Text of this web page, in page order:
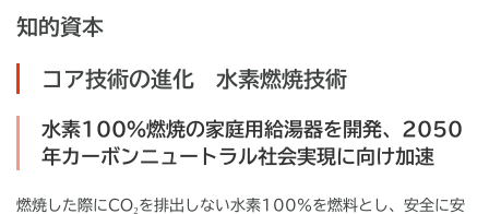
知的資本
コア技術の進化 水素燃焼技術
水素100％燃焼の家庭用給湯器を開発、2050
年カーボンニュートラル社会実現に向け加速
燃焼した際にCO₂を排出しない水素100％を燃料とし、安全に安